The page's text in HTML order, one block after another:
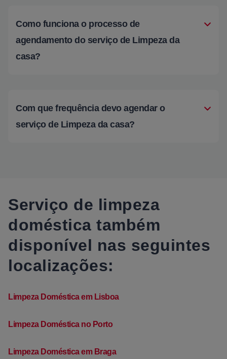
Como funciona o processo de
agendamento do serviço de Limpeza da
casa?
Com que frequência devo agendar o
serviço de Limpeza da casa?
Serviço de limpeza
doméstica também
disponível nas seguintes
localizações:
Limpeza Doméstica em Lisboa
Limpeza Doméstica no Porto
Limpeza Doméstica em Braga